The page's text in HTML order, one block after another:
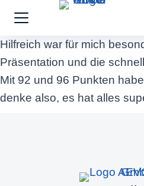
Hilfreich war für mich
Präsentation und die
Mit 92 und 96 Punkten
denke also, es hat alles